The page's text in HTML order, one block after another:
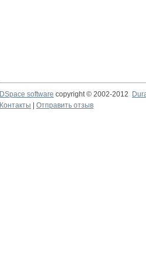
DSpace software copyright © 2002-2012
Контакты
Отправить отзыв